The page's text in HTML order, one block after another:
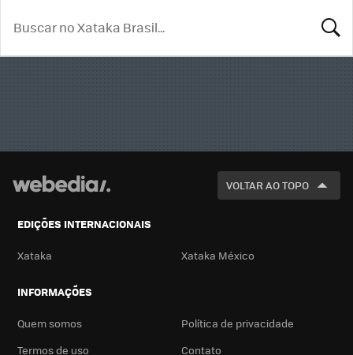
VOLTAR AO TOPO
EDIÇÕES INTERNACIONAIS
Xataka Xataka México
INFORMAÇÕES
Quem somos
Política de privacidade
Termos de uso
Contato